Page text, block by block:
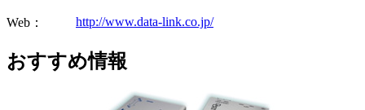
Web： http://www.data-link.co.jp/
おすすめ情報